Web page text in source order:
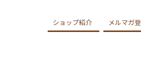
ショップ紹介 メルマガ